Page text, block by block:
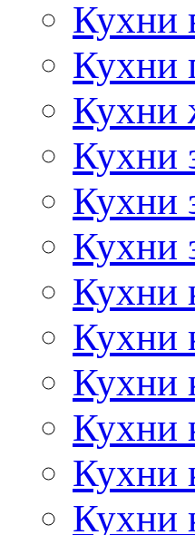
Кухни
Кухни
Кухни
Кухни
Кухни
Кухни
Кухни
Кухни
Кухни
Кухни
Кухни
Кухни